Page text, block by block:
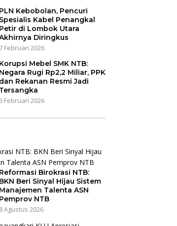
PLN Kebobolan, Pencuri
Spesialis Kabel Penangkal
Petir di Lombok Utara
Diringkus
7 Februari 2026
Korupsi Mebel SMK NTB:
Negara Rugi Rp2,2 Miliar, PPK
dan Rekanan Resmi Jadi
Tersangka
6 Februari 2026
Reformasi Birokrasi NTB:
BKN Beri Sinyal Hijau Sistem
Manajemen Talenta ASN
Pemprov NTB
8 Agustus 2026